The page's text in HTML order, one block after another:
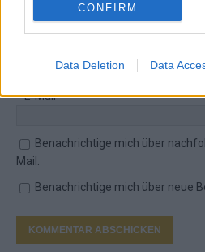
CONFIRM
Data Deletion Data
*E-Mail
Benachrichtige mich über
Mail.
Benachrichtige mich über neue